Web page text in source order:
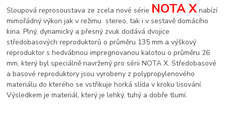
Sloupová reprosoustava ze zcela nové série NOTA Xnabízí
mimořádný výkon jak v režimu stereo, tak i v sestavě domácího
kina. Plný, dynamický a přesný zvuk dodává dvojice
středobasových reproduktorů o průměru 135 mm a výškový
reproduktor s hedvábnou impregnovanou kalotou o průměru 26
mm, který byl speciálně navržený pro sérii NOTA X. Středobasové
a basové reproduktory jsou vyrobeny z polypropylenového
materiálu do kterého se vstřikuje horká slída v kroku lisování.
Výsledkem je materiál, který je lehký, tuhý a dobře tlumí.